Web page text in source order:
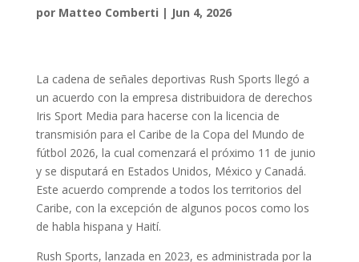
por Matteo Comberti | Jun 4, 2026
La cadena de señales deportivas Rush Sports llegó a
un acuerdo con la empresa distribuidora de derechos
Iris Sport Media para hacerse con la licencia de
transmisión para el Caribe de la Copa del Mundo de
fútbol 2026, la cual comenzará el próximo 11 de junio
y se disputará en Estados Unidos, México y Canadá.
Este acuerdo comprende a todos los territorios del
Caribe, con la excepción de algunos pocos como los
de habla hispana y Haití.
Rush Sports, lanzada en 2023, es administrada por la